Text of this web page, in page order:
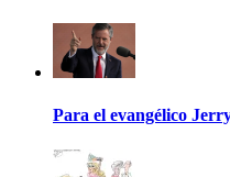
Para el evangélico